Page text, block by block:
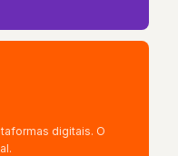
digitais. O